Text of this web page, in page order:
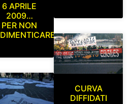
6 APRILE
2009…
PER NON
DIMENTICARE
CURVA
DIFFIDATI